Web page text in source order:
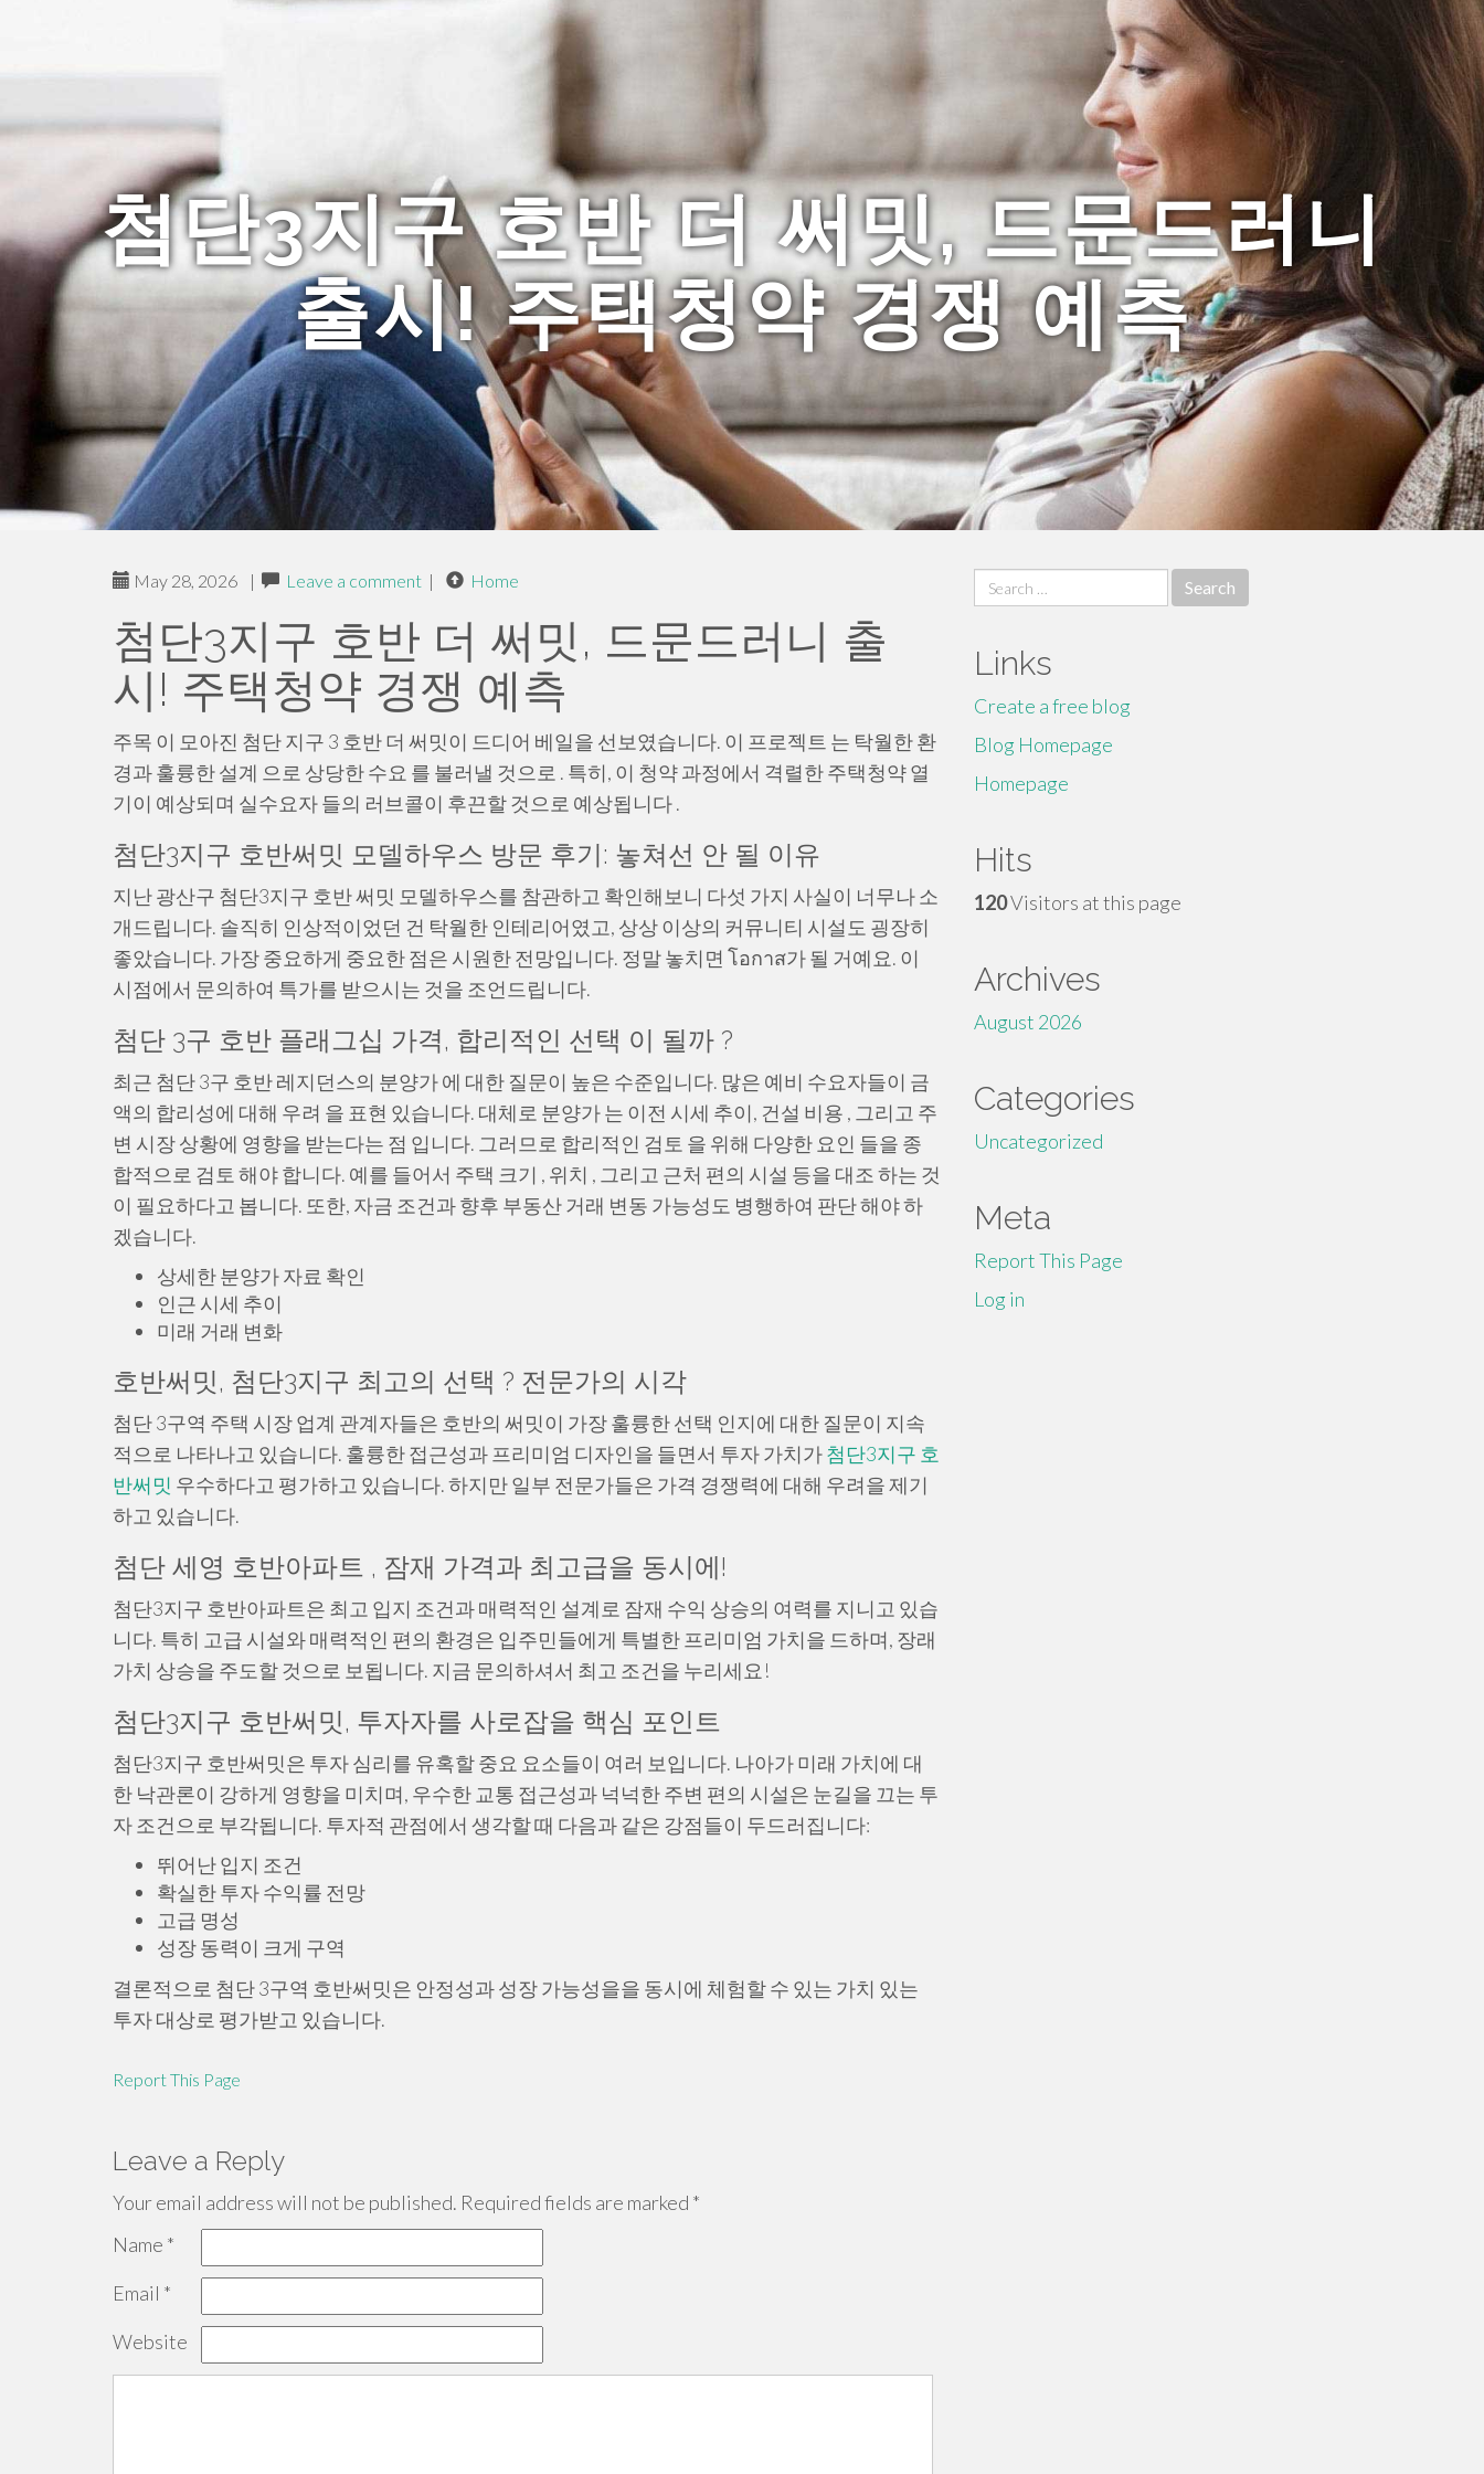
첨단3지구 호반 더 써밋, 드문드러니
출시! 주택청약 경쟁 예측
May 28, 2026 | Leave a comment | Home
첨단3지구 호반 더 써밋, 드문드러니 출
시! 주택청약 경쟁 예측
주목 이 모아진 첨단 지구 3 호반 더 써밋이 드디어 베일을 선보였습니다. 이 프로젝트 는 탁월한 환
경과 훌륭한 설계 으로 상당한 수요 를 불러낼 것으로 . 특히, 이 청약 과정에서 격렬한 주택청약 열
기이 예상되며 실수요자 들의 러브콜이 후끈할 것으로 예상됩니다 .
첨단3지구 호반써밋 모델하우스 방문 후기: 놓쳐선 안 될 이유
지난 광산구 첨단3지구 호반 써밋 모델하우스를 참관하고 확인해보니 다섯 가지 사실이 너무나 소
개드립니다. 솔직히 인상적이었던 건 탁월한 인테리어였고, 상상 이상의 커뮤니티 시설도 굉장히
좋았습니다. 가장 중요하게 중요한 점은 시원한 전망입니다. 정말 놓치면 โอกาส가 될 거예요. 이
시점에서 문의하여 특가를 받으시는 것을 조언드립니다.
첨단 3구 호반 플래그십 가격, 합리적인 선택 이 될까 ?
최근 첨단 3구 호반 레지던스의 분양가 에 대한 질문이 높은 수준입니다. 많은 예비 수요자들이 금
액의 합리성에 대해 우려 을 표현 있습니다. 대체로 분양가 는 이전 시세 추이, 건설 비용 , 그리고 주
변 시장 상황에 영향을 받는다는 점 입니다. 그러므로 합리적인 검토 을 위해 다양한 요인 들을 종
합적으로 검토 해야 합니다. 예를 들어서 주택 크기 , 위치 , 그리고 근처 편의 시설 등을 대조 하는 것
이 필요하다고 봅니다. 또한, 자금 조건과 향후 부동산 거래 변동 가능성도 병행하여 판단 해야 하
겠습니다.
상세한 분양가 자료 확인
인근 시세 추이
미래 거래 변화
호반써밋, 첨단3지구 최고의 선택 ? 전문가의 시각
첨단 3구역 주택 시장 업계 관계자들은 호반의 써밋이 가장 훌륭한 선택 인지에 대한 질문이 지속
적으로 나타나고 있습니다. 훌륭한 접근성과 프리미엄 디자인을 들면서 투자 가치가첨단3지구 호
반써밋 우수하다고 평가하고 있습니다. 하지만 일부 전문가들은 가격 경쟁력에 대해 우려을 제기
하고 있습니다.
첨단 세영 호반아파트 , 잠재 가격과 최고급을 동시에!
첨단3지구 호반아파트은 최고 입지 조건과 매력적인 설계로 잠재 수익 상승의 여력를 지니고 있습
니다. 특히 고급 시설와 매력적인 편의 환경은 입주민들에게 특별한 프리미엄 가치을 드하며, 장래
가치 상승을 주도할 것으로 보됩니다. 지금 문의하셔서 최고 조건을 누리세요!
첨단3지구 호반써밋, 투자자를 사로잡을 핵심 포인트
첨단3지구 호반써밋은 투자 심리를 유혹할 중요 요소들이 여러 보입니다. 나아가 미래 가치에 대
한 낙관론이 강하게 영향을 미치며, 우수한 교통 접근성과 넉넉한 주변 편의 시설은 눈길을 끄는 투
자 조건으로 부각됩니다. 투자적 관점에서 생각할 때 다음과 같은 강점들이 두드러집니다:
뛰어난 입지 조건
확실한 투자 수익률 전망
고급 명성
성장 동력이 크게 구역
결론적으로 첨단 3구역 호반써밋은 안정성과 성장 가능성을을 동시에 체험할 수 있는 가치 있는
투자 대상로 평가받고 있습니다.
Report This Page
Leave a Reply
Your email address will not be published. Required fields are marked *
Name *
Email *
Website
Search
for:
Links
Create a free blog
Blog Homepage
Homepage
Hits
120Visitors at this page
Archives
August 2026
Categories
Uncategorized
Meta
Report This Page
Log in